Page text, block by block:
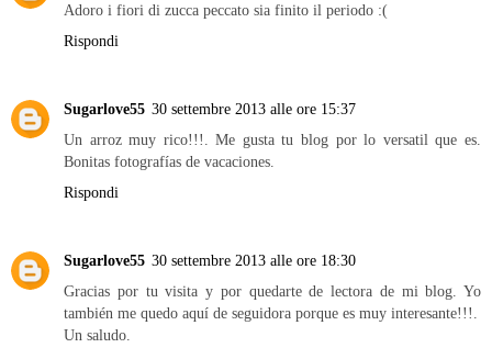
Felice settimana e grazie!
MG
Unknown
30 settembre 2013 alle ore 12:48
Adoro i fiori di zucca peccato sia finito il periodo :(
Rispondi
Sugarlove55 30 settembre 2013 alle ore 15:37
Un arroz muy rico!!!. Me gusta tu blog por lo versatil que es.
Bonitas fotografías de vacaciones.
Rispondi